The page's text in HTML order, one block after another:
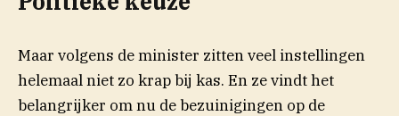
Maar volgens de minister zitten veel instellingen
helemaal niet zo krap bij kas. En ze vindt het
belangrijker om nu de bezuinigingen op de